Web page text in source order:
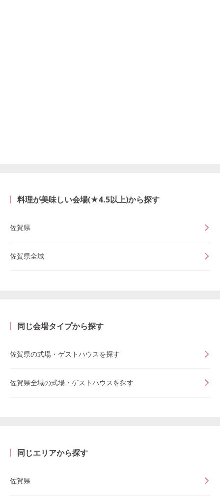
料理が美味しい会場(★4.5以上)から探す
佐賀県
佐賀県全域
同じ会場タイプから探す
佐賀県の式場・ゲストハウスを探す
佐賀県全域の式場・ゲストハウスを探す
同じエリアから探す
佐賀県